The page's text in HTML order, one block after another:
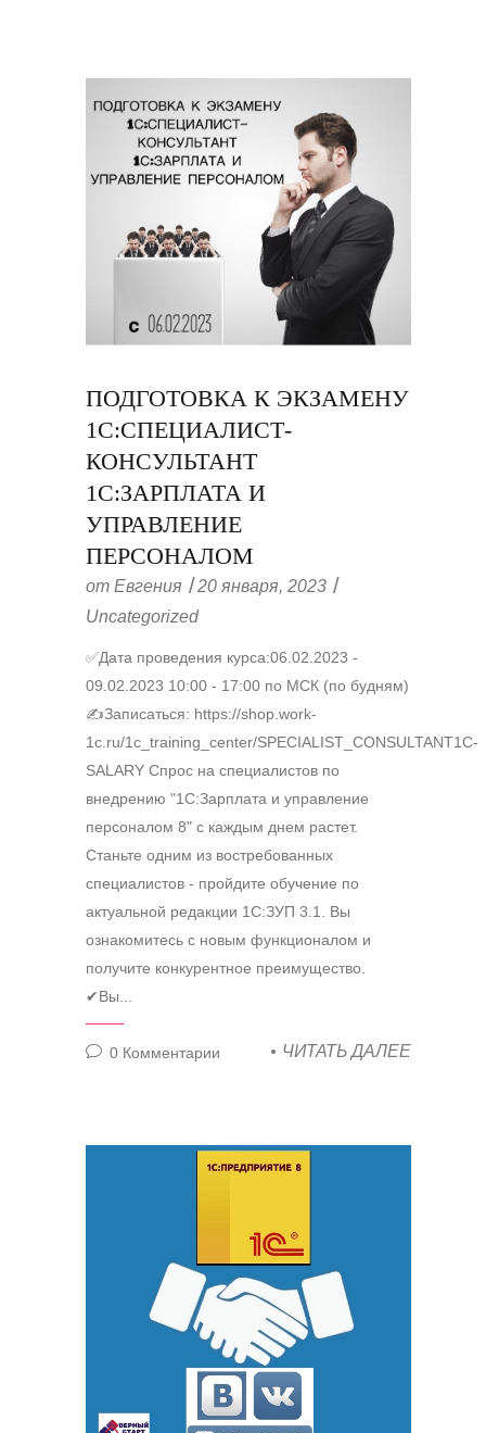
ПОДГОТОВКА К ЭКЗАМЕНУ
1С:СПЕЦИАЛИСТ-
КОНСУЛЬТАНТ
1С:ЗАРПЛАТА И
УПРАВЛЕНИЕ
ПЕРСОНАЛОМ
от Евгения
20 января, 2023
Uncategorized
✅Дата проведения курса:06.02.2023 -
09.02.2023 10:00 - 17:00 по МСК (по будням)
✍Записаться: https://shop.work-
1c.ru/1c_training_center/SPECIALIST_CONSULTANT1C-
SALARY Спрос на специалистов по
внедрению "1С:Зарплата и управление
персоналом 8" с каждым днем растет.
Станьте одним из востребованных
специалистов - пройдите обучение по
актуальной редакции 1C:ЗУП 3.1. Вы
ознакомитесь с новым функционалом и
получите конкурентное преимущество.
✔Вы...
0 Комментарии ЧИТАТЬ ДАЛЕЕ